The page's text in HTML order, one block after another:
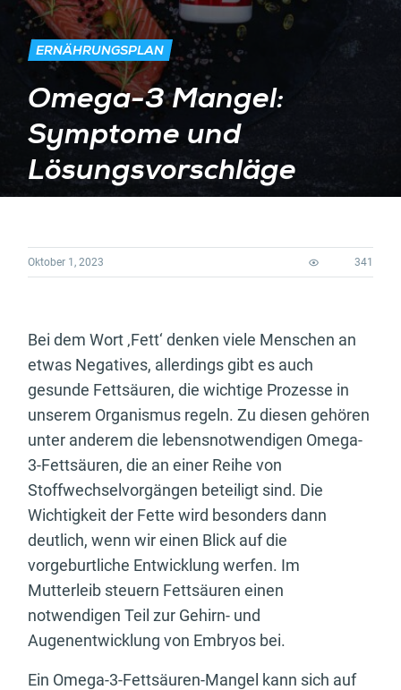
ERNÄHRUNGSPLAN
Omega-3 Mangel:
Symptome und
Lösungsvorschläge
Oktober 1, 2023 341
Bei dem Wort ‚Fett‘ denken viele Menschen an
etwas Negatives, allerdings gibt es auch
gesunde Fettsäuren, die wichtige Prozesse in
unserem Organismus regeln. Zu diesen gehören
unter anderem die lebensnotwendigen Omega-
3-Fettsäuren, die an einer Reihe von
Stoffwechselvorgängen beteiligt sind. Die
Wichtigkeit der Fette wird besonders dann
deutlich, wenn wir einen Blick auf die
vorgeburtliche Entwicklung werfen. Im
Mutterleib steuern Fettsäuren einen
notwendigen Teil zur Gehirn- und
Augenentwicklung von Embryos bei.
Ein Omega-3-Fettsäuren-Mangel kann sich auf